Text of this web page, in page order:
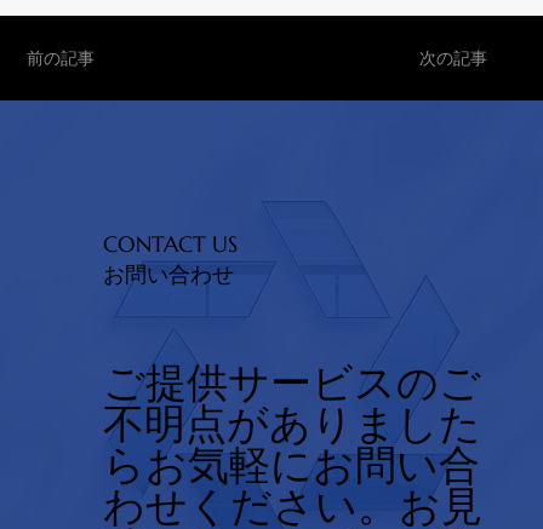
次の記事
前の記事
CONTACT US
お問い合わせ
ご提供サービスのご
不明点がありました
らお気軽にお問い合
わせください。お見